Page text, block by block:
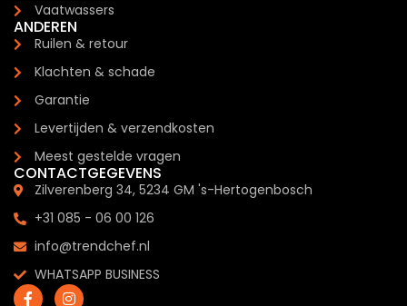
Vaatwassers
ANDEREN
Ruilen & retour
Klachten & schade
Garantie
Levertijden & verzendkosten
Meest gestelde vragen
CONTACTGEGEVENS
Zilverenberg 34, 5234 GM 's-Hertogenbosch
+31 085 - 06 00 126
info@trendchef.nl
WHATSAPP BUSINESS